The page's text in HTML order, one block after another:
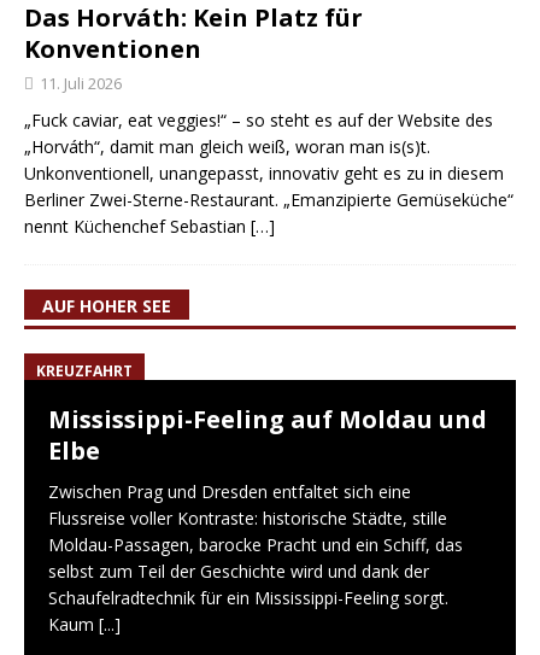
Das Horváth: Kein Platz für
Konventionen
11. Juli 2026
„Fuck caviar, eat veggies!“ – so steht es auf der Website des
„Horváth“, damit man gleich weiß, woran man is(s)t.
Unkonventionell, unangepasst, innovativ geht es zu in diesem
Berliner Zwei-Sterne-Restaurant. „Emanzipierte Gemüseküche“
nennt Küchenchef Sebastian […]
AUF HOHER SEE
KREUZFAHRT
Mississippi-Feeling auf Moldau und
Elbe
Zwischen Prag und Dresden entfaltet sich eine
Flussreise voller Kontraste: historische Städte, stille
Moldau-Passagen, barocke Pracht und ein Schiff, das
selbst zum Teil der Geschichte wird und dank der
Schaufelradtechnik für ein Mississippi-Feeling sorgt.
Kaum [...]